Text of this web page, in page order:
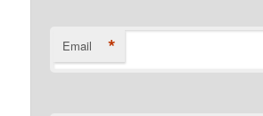
Email *